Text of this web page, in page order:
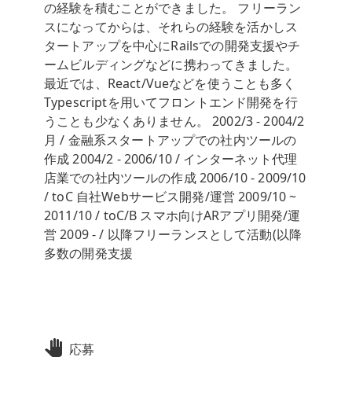
の経験を積むことができました。 フリーラン
スになってからは、それらの経験を活かしス
タートアップを中心にRailsでの開発支援やチ
ームビルディングなどに携わってきました。
最近では、React/Vueなどを使うことも多く
Typescriptを用いてフロントエンド開発を行
うことも少なくありません。 2002/3 - 2004/2
月 / 金融系スタートアップでの社内ツールの
作成 2004/2 - 2006/10 / インターネット代理
店業での社内ツールの作成 2006/10 - 2009/10
/ toC 自社Webサービス開発/運営 2009/10 ~
2011/10 / toC/B スマホ向けARアプリ開発/運
営 2009 - / 以降フリーランスとして活動(以降
多数の開発支援
応募